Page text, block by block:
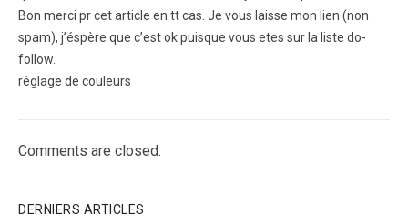
Bon merci pr cet article en tt cas. Je vous laisse mon lien (non
spam), j’éspère que c’est ok puisque vous etes sur la liste do-
follow.
réglage de couleurs
Comments are closed.
DERNIERS ARTICLES